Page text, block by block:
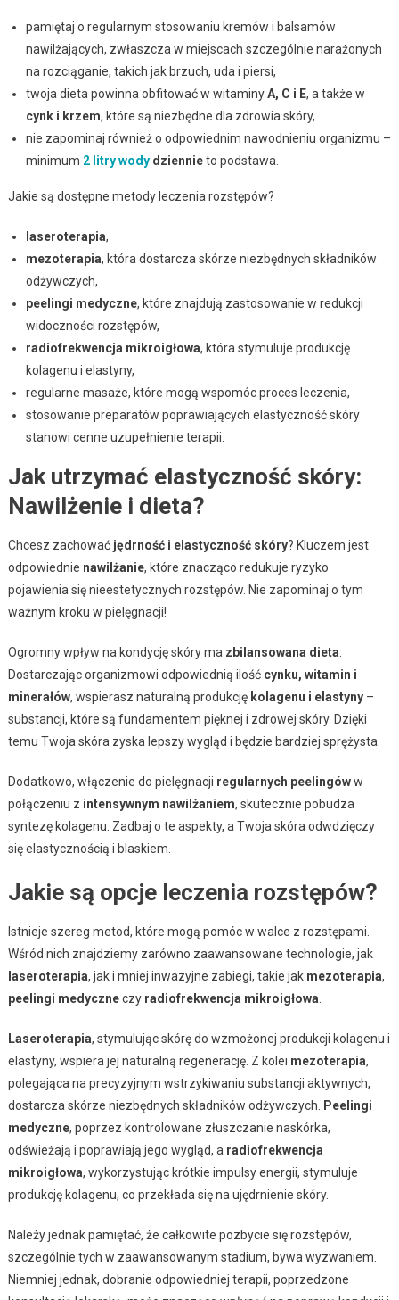
pamiętaj o regularnym stosowaniu kremów i balsamów
nawilżających, zwłaszcza w miejscach szczególnie narażonych
na rozciąganie, takich jak brzuch, uda i piersi,
twoja dieta powinna obfitować w witaminyA, C i E, a także w
cynk i krzem, które są niezbędne dla zdrowia skóry,
nie zapominaj również o odpowiednim nawodnieniu organizmu –
minimum 2 litry wodydziennieto podstawa.
Jakie są dostępne metody leczenia rozstępów?
laseroterapia,
mezoterapia, która dostarcza skórze niezbędnych składników
odżywczych,
peelingi medyczne, które znajdują zastosowanie w redukcji
widoczności rozstępów,
radiofrekwencja mikroigłowa, która stymuluje produkcję
kolagenu i elastyny,
regularne masaże, które mogą wspomóc proces leczenia,
stosowanie preparatów poprawiających elastyczność skóry
stanowi cenne uzupełnienie terapii.
Jak utrzymać elastyczność skóry:
Nawilżenie i dieta?
Chcesz zachować jędrność i elastyczność skóry? Kluczem jest
odpowiednie nawilżanie, które znacząco redukuje ryzyko
pojawienia się nieestetycznych rozstępów. Nie zapominaj o tym
ważnym kroku w pielęgnacji!
Ogromny wpływ na kondycję skóry ma zbilansowana dieta
Dostarczając organizmowi odpowiednią ilość cynku, witamin i
minerałów, wspierasz naturalną produkcję kolagenu i elastyny–
substancji, które są fundamentem pięknej i zdrowej skóry. Dzięki
temu Twoja skóra zyska lepszy wygląd i będzie bardziej sprężysta.
Dodatkowo, włączenie do pielęgnacji regularnych peelingóww
połączeniu z intensywnym nawilżaniem, skutecznie pobudza
syntezę kolagenu. Zadbaj o te aspekty, a Twoja skóra odwdzięczy
się elastycznością i blaskiem.
Jakie są opcje leczenia rozstępów?
Istnieje szereg metod, które mogą pomóc w walce z rozstępami.
Wśród nich znajdziemy zarówno zaawansowane technologie, jak
laseroterapia, jak i mniej inwazyjne zabiegi, takie jak mezoterapia,
peelingi medyczneczy radiofrekwencja mikroigłowa
Laseroterapia, stymulując skórę do wzmożonej produkcji kolagenu i
elastyny, wspiera jej naturalną regenerację. Z kolei mezoterapia,
polegająca na precyzyjnym wstrzykiwaniu substancji aktywnych,
dostarcza skórze niezbędnych składników odżywczych.
Peelingi
medyczne, poprzez kontrolowane złuszczanie naskórka,
odświeżają i poprawiają jego wygląd, a radiofrekwencja
mikroigłowa, wykorzystując krótkie impulsy energii, stymuluje
produkcję kolagenu, co przekłada się na ujędrnienie skóry.
Należy jednak pamiętać, że całkowite pozbycie się rozstępów,
szczególnie tych w zaawansowanym stadium, bywa wyzwaniem.
Niemniej jednak, dobranie odpowiedniej terapii, poprzedzone